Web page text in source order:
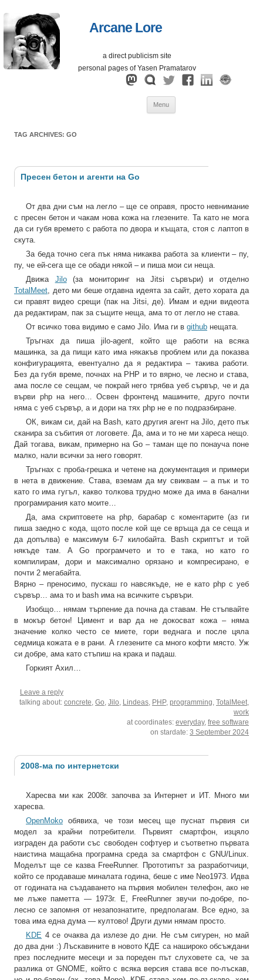
Arcane Lore
a direct publicism site
personal pages of Yasen Pramatarov
Menu
TAG ARCHIVES: GO
Пресен бетон и агенти на Go
От два дни съм на легло – ще се оправя, просто невнимание
с пресен бетон и чакам нова кожа на глезените. Та като не мога
да си губя времето с работа по двора и къщата, стоя с лаптоп в
скута.
За беда точно сега пък няма никаква работа за клиенти – пу,
пу, че ей-сега ще се обади някой – и пиша мои си неща.
Движа Jilo(за мониторинг на Jitsi сървъри) и отделно
TotalMeet, дето ми беше отдавна идеята за сайт, дето хората да
си правят видео срещи (пак на Jitsi, де). Имам и едни видеота
да редактирам, пак за същите неща, ама то от легло не става.
От всичко това видимо е само Jilo. Има ги в github нещата.
Тръгнах да пиша jilo-agent, който ще работи на всяка
машинка, за да пищи като има някакъв проблем или да показва
конфигурацията, евентуално да я редактира – такива работи.
Без да губя време, почнах на PHP и то вярно, че лесно и става,
ама после се сещам, че покрай него трябва уеб сървър, че и да
върви php на него… Освен фронтенд машините, друго почти
няма с уеб сървър, а и дори на тях php не е по подразбиране.
ОК, викам си, дай на Bash, като другия агент на Jilo, дето пък
сканира за събития от логовете. Да, ама и то не ми хареса нещо.
Дай тогава, викам, примерно на Go – таман ще по понауча поне
малко, нали всички за него говорят.
Тръгнах с проба-грешка и четене на документация и примери
в нета в движение. Става, вземам да му свиквам – а пък и то
като го има гугъл, какво толкова трудно може да има в банални
програмирания като моите…
Да, ама скриптовете на php, барабар с коментарите (аз ги
пиша заедно с кода, щото после кой ще се връща да се сеща и
да допълва) е максимум 6-7 килобайта. Bash скриптът и той
някъде там. А Go програмчето и то е така, но като го
компилирам, дори и максимално орязано и компресирано, е
почти 2 мегабайта.
Вярно – преносимо, пускаш го навсякъде, не е като php с уеб
сървър… ама то и bash има на всичките сървъри.
Изобщо… нямам търпение да почна да ставам. Не стъпвайте
в мокър бетон! Цимент и вар да не докосват кожа – няма
значение колко често се миете, гори веднага и после цяла
седмица кожата е в рани. А глезените са много кофти място. Уж
си добре, ама като стъпиш на крака и падаш.
Горкият Ахил…
Leave a reply
talking about: concrete Go Jilo Lindeas PHP, programming TotalMeet
work
at coordinates: everyday, free software
on stardate: 3 September 2024
2008-ма по интернетски
Харесва ми как 2008г. започва за Интернет и ИТ. Много ми
харесва.
OpenMoko обявиха, че този месец ще пуснат първия си
модел за крайни потребители. Първият смартфон, изцяло
изграден да работи със свободен софтуер и съответно първата
наистина мащабна програмна среда за смартфон с GNU/Linux.
Моделът ще се казва FreeRunner. Прототипът за разработчици,
който се продаваше миналата година, беше с име Neo1973. Идва
от годината на създаването на първия мобилен телефон, ако не
ме лъже паметта — 1973г. Е, FreeRunner звучи по-добре, по-
лесно се запомня от незапознатите, предполагам. Все едно, за
това има една дума — култово! Други думи нямам просто.
KDE 4 се очаква да излезе до дни. Не съм сигурен, но май
до два дни :) Лъскавините в новото КДЕ са нашироко обсъждани
през последните месеци и за пореден път слуховете са, че за
разлика от GNOME, който с всяка версия става все по-лъскав,